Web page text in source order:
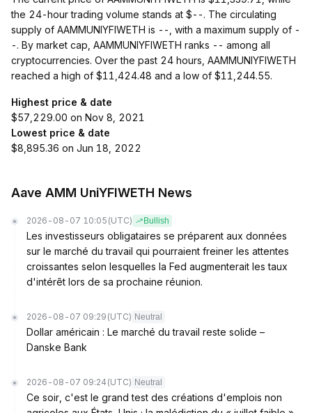
the 24-hour trading volume stands at $--. The circulating
supply of AAMMUNIYFIWETH is --, with a maximum supply of -
-. By market cap, AAMMUNIYFIWETH ranks -- among all
cryptocurrencies. Over the past 24 hours, AAMMUNIYFIWETH
reached a high of $11,424.48 and a low of $11,244.55.
Highest price & date
$57,229.00 on Nov 8, 2021
Lowest price & date
$8,895.36 on Jun 18, 2022
Aave AMM UniYFIWETH News
2026-08-07 10:05 (UTC) Bullish
Les investisseurs obligataires se préparent aux données
sur le marché du travail qui pourraient freiner les attentes
croissantes selon lesquelles la Fed augmenterait les taux
d'intérêt lors de sa prochaine réunion.
2026-08-07 09:29 (UTC) Neutral
Dollar américain : Le marché du travail reste solide –
Danske Bank
2026-08-07 09:24 (UTC) Neutral
Ce soir, c'est le grand test des créations d'emplois non